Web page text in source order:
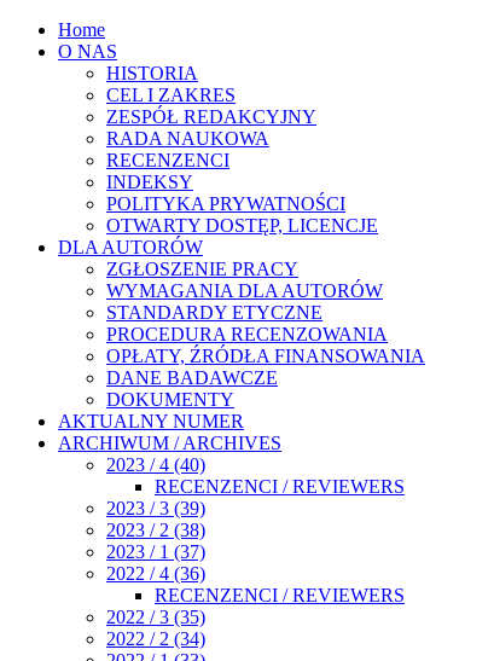
Home
O NAS
HISTORIA
CEL I ZAKRES
ZESPÓŁ REDAKCYJNY
RADA NAUKOWA
RECENZENCI
INDEKSY
POLITYKA PRYWATNOŚCI
OTWARTY DOSTĘP, LICENCJE
DLA AUTORÓW
ZGŁOSZENIE PRACY
WYMAGANIA DLA AUTORÓW
STANDARDY ETYCZNE
PROCEDURA RECENZOWANIA
OPŁATY, ŹRÓDŁA FINANSOWANIA
DANE BADAWCZE
DOKUMENTY
AKTUALNY NUMER
ARCHIWUM / ARCHIVES
2023 / 4 (40)
RECENZENCI / REVIEWERS
2023 / 3 (39)
2023 / 2 (38)
2023 / 1 (37)
2022 / 4 (36)
RECENZENCI / REVIEWERS
2022 / 3 (35)
2022 / 2 (34)